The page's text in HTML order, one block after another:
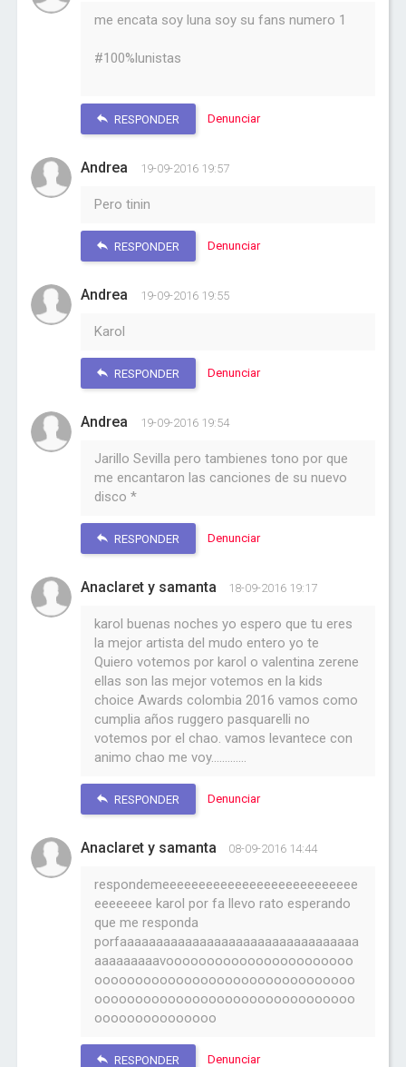
me encata soy luna soy su fans numero 1
#100%lunistas
RESPONDER Denunciar
Andrea 19-09-2016 19:57
Pero tinin
RESPONDER Denunciar
Andrea 19-09-2016 19:55
Karol
RESPONDER Denunciar
Andrea 19-09-2016 19:54
Jarillo Sevilla pero tambienes tono por que
me encantaron las canciones de su nuevo
disco *
RESPONDER Denunciar
Anaclaret y samanta 18-09-2016 19:17
karol buenas noches yo espero que tu eres
la mejor artista del mudo entero yo te
Quiero votemos por karol o valentina zerene
ellas son las mejor votemos en la kids
choice Awards colombia 2016 vamos como
cumplia años ruggero pasquarelli no
votemos por el chao. vamos levantece con
animo chao me voy.............
RESPONDER Denunciar
Anaclaret y samanta 08-09-2016 14:44
respondemeeeeeeeeeeeeeeeeeeeeeeeeeee
eeeeeeee karol por fa llevo rato esperando
que me responda
porfaaaaaaaaaaaaaaaaaaaaaaaaaaaaaaaaa
aaaaaaaaavooooooooooooooooooooooo
oooooooooooooooooooooooooooooooo
oooooooooooooooooooooooooooooooo
ooooooooooooooo
RESPONDER Denunciar